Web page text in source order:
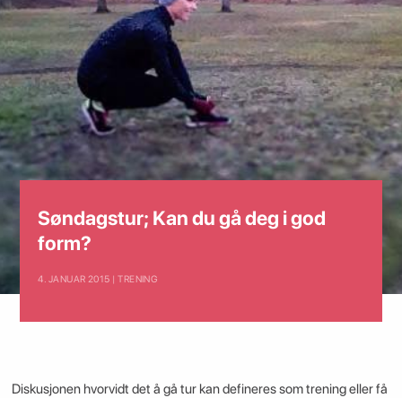
Søndagstur; Kan du gå deg i god
form?
4. JANUAR 2015 | TRENING
Diskusjonen hvorvidt det å gå tur kan defineres som trening eller få